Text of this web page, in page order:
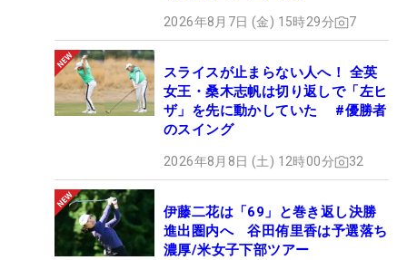
2026年8月7日 (金) 15時29分 7
スライスが止まらない人へ！ 全英
女王・桑木志帆は切り返しで「左ヒ
ザ」を先に動かしていた #優勝者
のスイング
2026年8月8日 (土) 12時00分 32
伊藤二花は「69」と巻き返し決勝
進出圏内へ 谷田侑里香は予選落ち
濃厚/米女子下部ツアー